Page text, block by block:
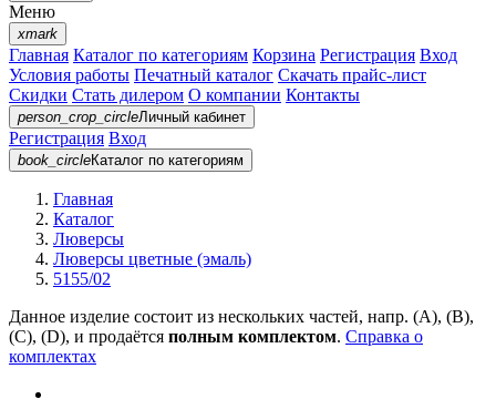
Меню
xmark
Главная Каталог по категориям Корзина Регистрация Вход
Условия работы Печатный каталог Скачать прайс-лист
Скидки Стать дилером О компании Контакты
person_crop_circleЛичный кабинет
Регистрация Вход
book_circleКаталог по категориям
Главная
Каталог
Люверсы
Люверсы цветные (эмаль)
5155/02
Данное изделие состоит из нескольких частей, напр. (А), (B),
(С), (D), и продаётся полным комплектом. Справка о
комплектах